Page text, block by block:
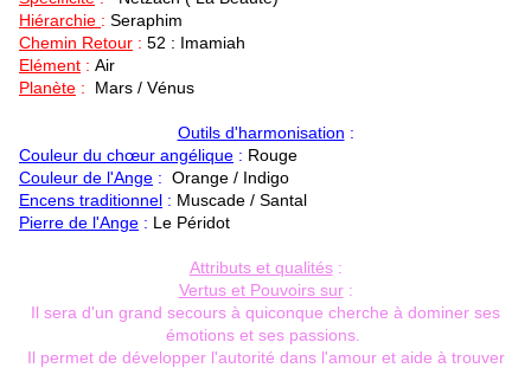
Hiérarchie : Seraphim
Chemin Retour : 52 : Imamiah
Elément : Air
Planète : Mars / Vénus
Outils d'harmonisation :
Couleur du chœur angélique : Rouge
Couleur de l'Ange : Orange / Indigo
Encens traditionnel : Muscade / Santal
Pierre de l'Ange : Le Péridot
Attributs et qualités:
Vertus et Pouvoirs sur:
Il sera d'un grand secours à quiconque cherche à dominer ses
émotions et ses passions.
Il permet de développer l'autorité dans l'amour et aide à trouver